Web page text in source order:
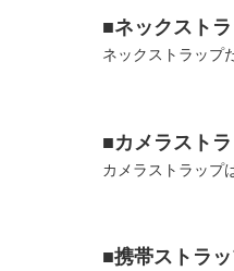
■ネックスト
ネックストラップ
■カメラスト
カメラストラップ
■携帯ストラ